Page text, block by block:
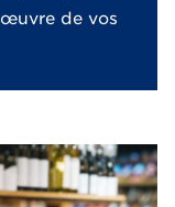
de vos